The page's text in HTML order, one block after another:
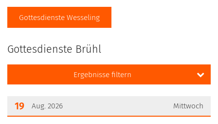
Gottesdienste Wesseling
Gottesdienste Brühl
Ergebnisse filtern
Mittwoch
19 Aug. 2026